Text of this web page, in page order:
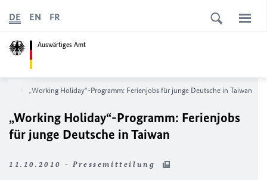
Auswärtiges Amt
DE EN FR
„Working Holiday“-Programm: Ferienjobs für junge Deutsche in Taiwan
„Working Holiday“-Programm: Ferienjobs
für junge Deutsche in Taiwan
11.10.2010 - Pressemitteilung